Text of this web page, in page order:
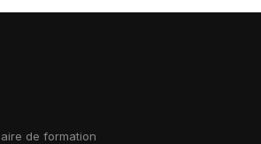
de formation